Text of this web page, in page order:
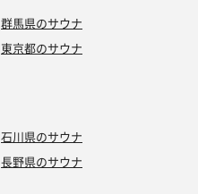
群馬県のサウナ
東京都のサウナ
石川県のサウナ
長野県のサウナ